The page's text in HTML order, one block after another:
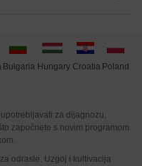
Bulgaria Hungary Croatia Poland
za dijagnozu,
započnete s novim programom
odrasle. Uzgoj i kultivacija